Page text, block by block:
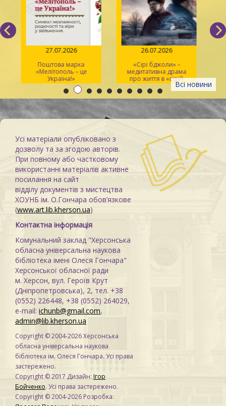
Всі новини
27.07.2026
Поштова марка
«Мелітополь – це
Україна!»
26.07.2026
«Сірі бджоли» –
медитативна драма
про життя в «сірій
зоні»
Усі матеріали опубліковано з
дозволу та за згодою авторів.
При повному або частковому
використанні матеріалів активне
посилання на сайт
відділу документів з мистецтва
ХОУНБ ім. О.Гончара обов’язкове
(www.art.lib.kherson.ua)
Контактна інформація
Комунальний заклад "Херсонська
обласна універсальна наукова
бібліотека імені Олеся Гончара"
Херсонської обласної ради
м. Херсон, вул. Героїв Крут
(Дніпропетровська), 2, тел. +38
(0552) 226448, +38 (0552) 264029,
e-mail: ichunb@gmail.com,
admin@lib.kherson.ua
Copyright © 2004-2026 Херсонська
обласна універсальна наукова
бібліотека ім. Олеся Гончара. Усі права
застережено.
Copyright © 2017 Дизайн: Ігор
Бойченко. Усі права застережено.
Copyright © 2004-2026 Розробка: